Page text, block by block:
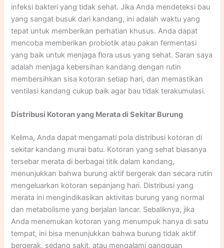
infeksi bakteri yang tidak sehat. Jika Anda mendeteksi bau
yang sangat busuk dari kandang, ini adalah waktu yang
tepat untuk memberikan perhatian khusus. Anda dapat
mencoba memberikan probiotik atau pakan fermentasi
yang baik untuk menjaga flora usus yang sehat. Saran saya
adalah menjaga kebersihan kandang dengan rutin
membersihkan sisa kotoran setiap hari, dan memastikan
ventilasi kandang cukup baik agar bau tidak terakumulasi.​​
Distribusi Kotoran yang Merata di Sekitar Burung
Kelima, Anda dapat mengamati pola distribusi kotoran di
sekitar kandang murai batu. Kotoran yang sehat biasanya
tersebar merata di berbagai titik dalam kandang,
menunjukkan bahwa burung aktif bergerak dan secara rutin
mengeluarkan kotoran sepanjang hari. Distribusi yang
merata ini mengindikasikan aktivitas burung yang normal
dan metabolisme yang berjalan lancar. Sebaliknya, jika
Anda menemukan kotoran yang menumpuk hanya di satu
tempat, ini bisa menunjukkan bahwa burung tidak aktif
bergerak, sedang sakit, atau mengalami gangguan